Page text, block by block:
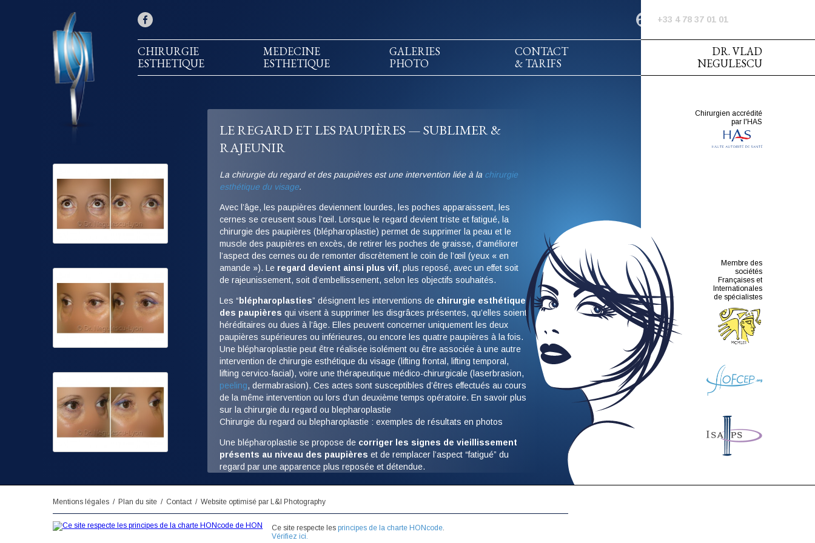
+33 4 78 37 01 01
CHIRURGIE
ESTHETIQUE
MEDECINE
ESTHETIQUE
GALERIES
PHOTO
CONTACT
& TARIFS
DR. VLAD
NEGULESCU
LE REGARD ET LES PAUPIÈRES — SUBLIMER &
RAJEUNIR
La chirurgie du regard et des paupières est une intervention liée à la chirurgie
esthétique du visage.
Avec l’âge, les paupières deviennent lourdes, les poches apparaissent, les
cernes se creusent sous l’œil. Lorsque le regard devient triste et fatigué, la
chirurgie des paupières (blépharoplastie) permet de supprimer la peau et le
muscle des paupières en excès, de retirer les poches de graisse, d’améliorer
l’aspect des cernes ou de remonter discrètement le coin de l’œil (yeux « en
amande »). Le regard devient ainsi plus vif, plus reposé, avec un effet soit
de rajeunissement, soit d’embellissement, selon les objectifs souhaités.
Les “ blépharoplasties” désignent les interventions de chirurgie esthétique
des paupières qui visent à supprimer les disgrâces présentes, qu’elles soient
héréditaires ou dues à l’âge. Elles peuvent concerner uniquement les deux
paupières supérieures ou inférieures, ou encore les quatre paupières à la fois.
Une blépharoplastie peut être réalisée isolément ou être associée à une autre
intervention de chirurgie esthétique du visage (lifting frontal, lifting temporal,
lifting cervico-facial), voire une thérapeutique médico-chirurgicale (laserbrasion,
peeling, dermabrasion). Ces actes sont susceptibles d’êtres effectués au cours
de la même intervention ou lors d’un deuxième temps opératoire. En savoir plus
sur la chirurgie du regard ou blepharoplastie
Chirurgie du regard ou blepharoplastie : exemples de résultats en photos
Une blépharoplastie se propose de corriger les signes de vieillissement
présents au niveau des paupières et de remplacer l’aspect “fatigué” du
regard par une apparence plus reposée et détendue.
Les disgrâces les plus communément en cause sont les suivantes :
Paupières supérieures lourdes et tombantes, avec excès de peau
Paupières inférieures affaissées et flétries avec petites rides horizontales
Chirurgien accrédité
par l'HAS
Membre des
sociétés
Françaises et
Internationales
de spécialistes
Mentions légales Plan du site Contact Website optimisé par L&I Photography
Ce site respecte lesprincipes de la charte HONcode
Vérifiez ici.